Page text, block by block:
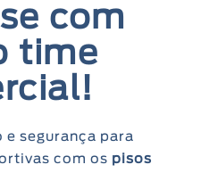
com
time
e segurança para
com os pisos